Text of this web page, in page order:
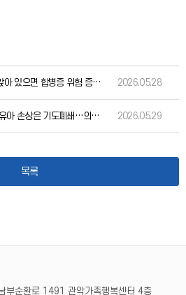
"임신 중 오래 앉아 있으면 합병증 위험 증가…많이 움직여야" 2026.05.28
가장 위험한 영유아 손상은 기도폐쇄…의약품 중독도 주의 필요 2026.05.29
목록
부순환로 1491 관악가족행복센터 4층